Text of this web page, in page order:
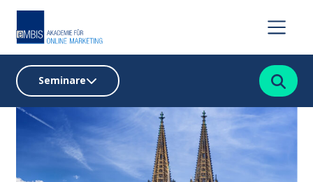
Seminare Suchen